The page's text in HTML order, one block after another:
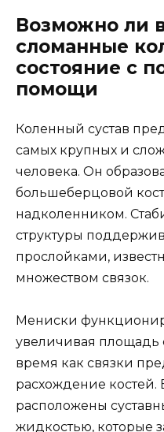
Возможно ли
сломанные
состояние с
помощи
Коленный сустав
самых крупных и
человека. Он
большеберцовой
надколенником.
структуры
прослойками,
множеством связок.
Мениски
увеличивая площадь
время как связки
расхождение костей.
расположены
жидкостью, которые